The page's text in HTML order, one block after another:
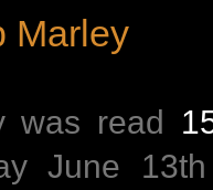
Marley
was read
June